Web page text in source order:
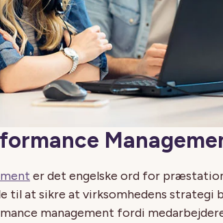
er det engelske ord for
til at sikre at virksomhedens strategi
management fordi